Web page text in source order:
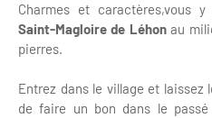
Charmes et caractères,vous
Saint-Magloire de Léhonau
pierres.
Entrez dans le village et laissez
de faire un bon dans le